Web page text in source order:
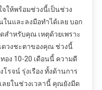
จให้พร้อมช่วงนี้เป็นช่วง
นและลงมือทำได้เลย บอก
สำหรับคุณ เหตุด้วยเพราะ
ดวงชะตาของคุณ ช่วงนี้
อง 10-20 เดือนนี้ ความดี
รจน์ รุ่งเรือง ทั้งด้านการ
ลยในช่วงเวลานี้ คุณยังมีด